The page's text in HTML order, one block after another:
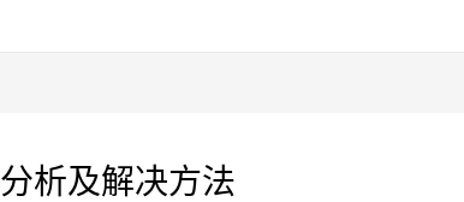
析及解决方法